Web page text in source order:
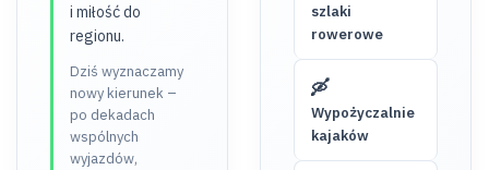
i miłość do
regionu.
Dziś wyznaczamy
nowy kierunek –
po dekadach
wspólnych
wyjazdów,
szlaki
rowerowe
🛶
Wypożyczalnie
kajaków